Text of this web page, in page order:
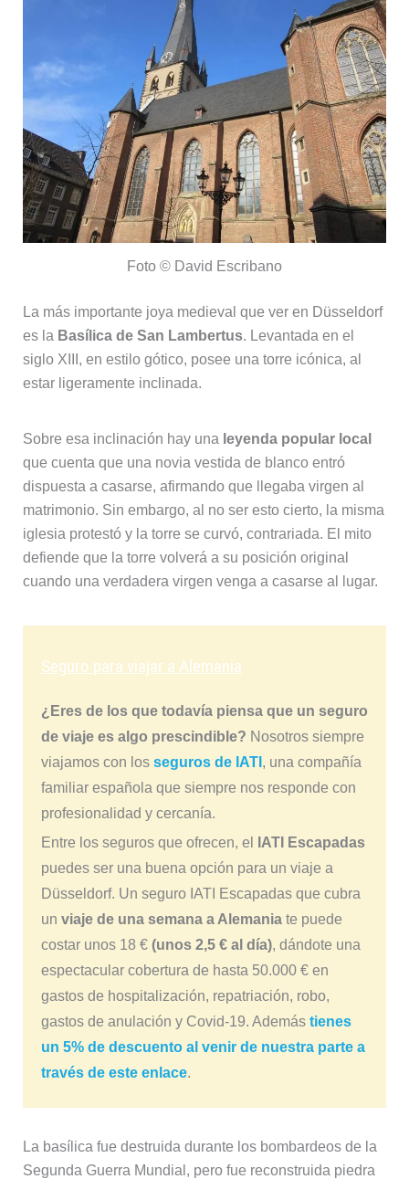
Foto © David Escribano
La más importante joya medieval que ver en Düsseldorf
es la Basílica de San Lambertus. Levantada en el
siglo XIII, en estilo gótico, posee una torre icónica, al
estar ligeramente inclinada.
Sobre esa inclinación hay una leyenda popular local
que cuenta que una novia vestida de blanco entró
dispuesta a casarse, afirmando que llegaba virgen al
matrimonio. Sin embargo, al no ser esto cierto, la misma
iglesia protestó y la torre se curvó, contrariada. El mito
defiende que la torre volverá a su posición original
cuando una verdadera virgen venga a casarse al lugar.
Seguro para viajar a Alemania
¿Eres de los que todavía piensa que un seguro
de viaje es algo prescindible? Nosotros siempre
viajamos con los seguros de IATI , una compañía
familiar española que siempre nos responde con
profesionalidad y cercanía.
Entre los seguros que ofrecen, el
IATI Escapadas
puedes ser una buena opción para un viaje a
Düsseldorf. Un seguro IATI Escapadas que cubra
un viaje de una semana a Alemaniate puede
costar unos 18 € (unos 2,5 € al día), dándote una
espectacular cobertura de hasta 50.000 € en
gastos de hospitalización, repatriación, robo,
gastos de anulación y Covid-19. Además tienes
un 5% de descuento al venir de nuestra parte a
través de este enlace.
La basílica fue destruida durante los bombardeos de la
Segunda Guerra Mundial, pero fue reconstruida piedra